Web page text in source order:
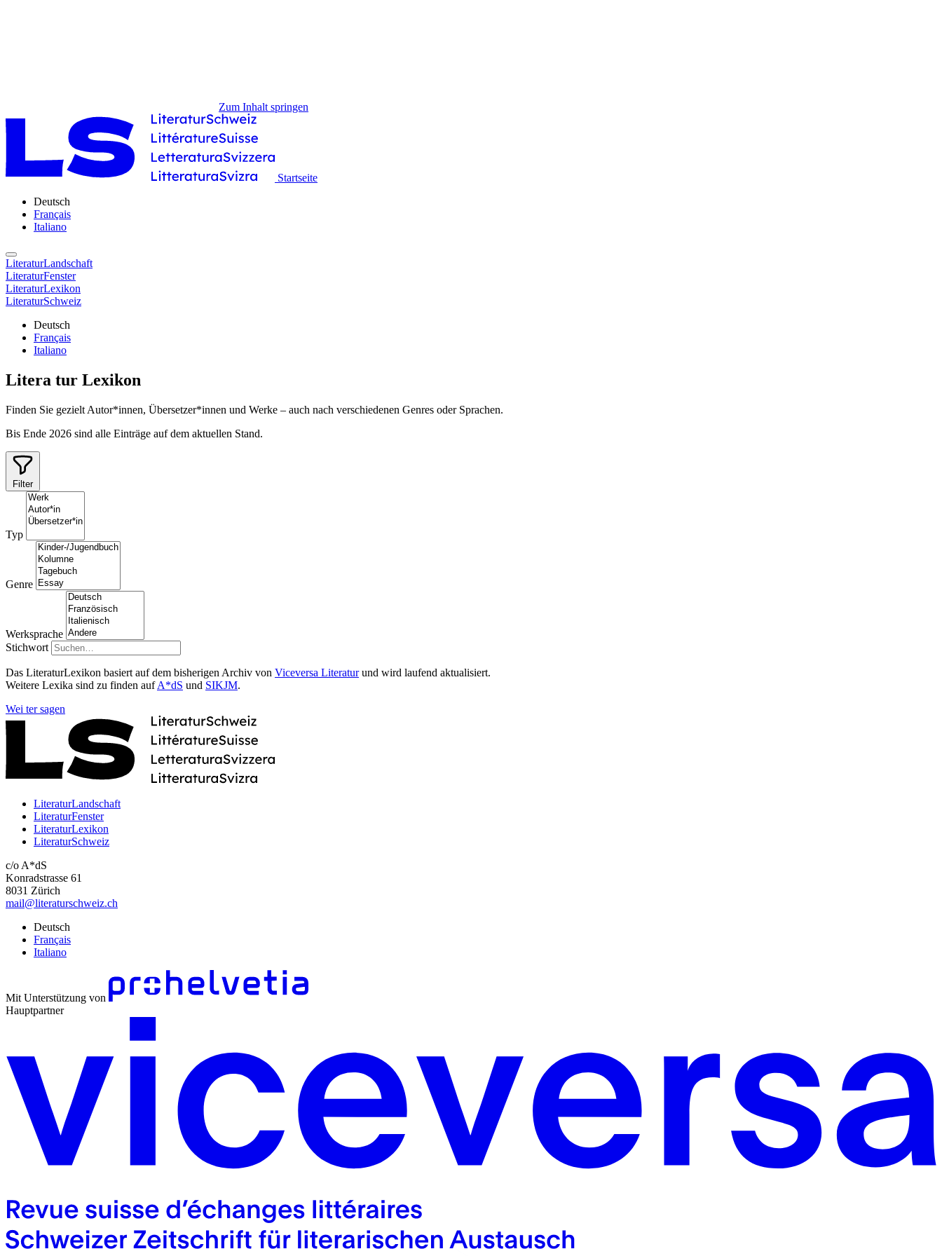
Zum Inhalt springen
Startseite
Deutsch
Français
Italiano
LiteraturLandschaft
LiteraturFenster
LiteraturLexikon
LiteraturSchweiz
Deutsch
Français
Italiano
Litera tur Lexikon
Finden Sie gezielt Autor*innen, Übersetzer*innen und Werke – auch nach verschiedenen Genres oder Sprachen.
Bis Ende 2026 sind alle Einträge auf dem aktuellen Stand.
Filter
Typ
Genre
Werksprache
Stichwort
Das LiteraturLexikon basiert auf dem bisherigen Archiv von Viceversa Literaturund wird laufend aktualisiert.
Weitere Lexika sind zu finden aufA*dS und SIKJM.
Wei ter sagen
LiteraturLandschaft
LiteraturFenster
LiteraturLexikon
LiteraturSchweiz
c/o A*dS
Konradstrasse 61
8031 Zürich
mail@literaturschweiz.ch
Deutsch
Français
Italiano
Mit Unterstützung von
Hauptpartner